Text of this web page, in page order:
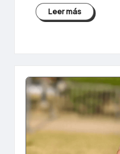
Leer más